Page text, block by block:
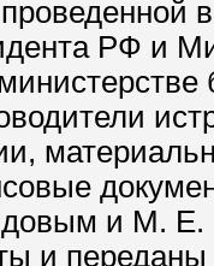
РФ и
и М. Е.
и переданы